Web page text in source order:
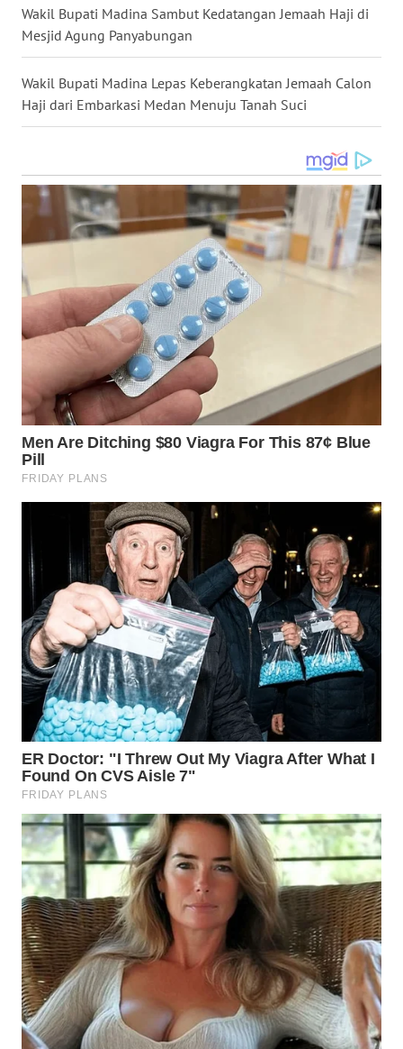
Wakil Bupati Madina Sambut Kedatangan Jemaah Haji di
Mesjid Agung Panyabungan
Wakil Bupati Madina Lepas Keberangkatan Jemaah Calon
Haji dari Embarkasi Medan Menuju Tanah Suci
WN
NIAS
WN
LANGKAT
SELATAN
TANJUNG
WN
KARO
WN
SIMALUNGUN
WN
LABUHANBATU
TENGAH
WN DELI
SERDANG
WN
TEBING
TINGGI
WN
PAKPAK
WN
KARAWANG
WN
BEKASI
WN
BOGOR
WN
DEPOK